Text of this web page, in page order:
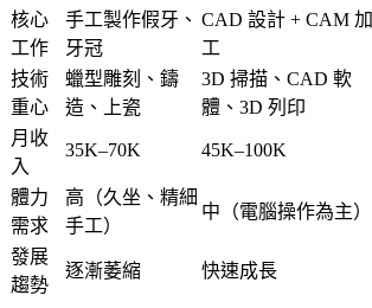
核心
工作
手工製作假牙、
牙冠
CAD 設計 + CAM 加
工
技術
重心
蠟型雕刻、鑄
造、上瓷
3D 掃描、CAD 軟
體、3D 列印
月收
入
35K–70K 45K–100K
體力
需求
高（久坐、精細
手工）
中（電腦操作為主）
發展
趨勢
逐漸萎縮 快速成長